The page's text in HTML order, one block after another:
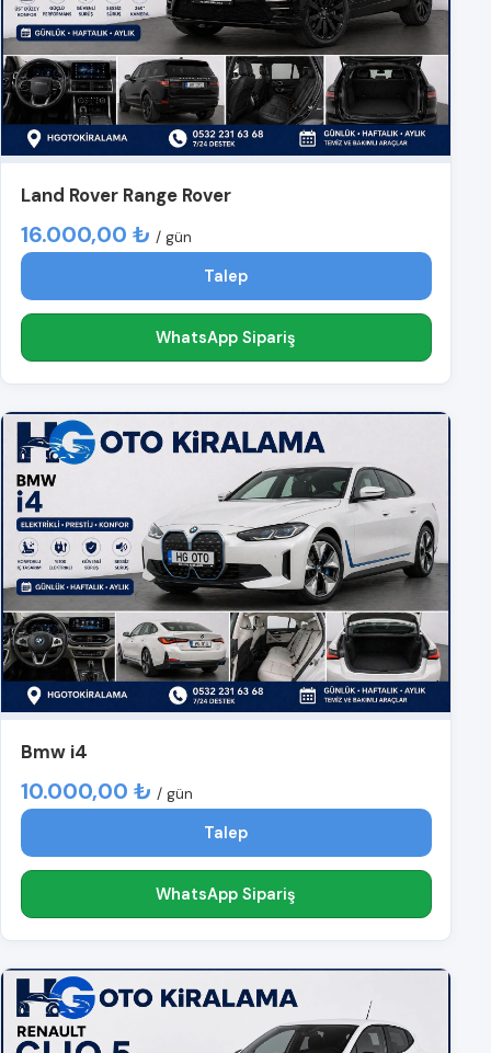
Land Rover Range Rover
16.000,00 ₺ / gün
Talep
WhatsApp Sipariş
Bmw i4
10.000,00 ₺ / gün
Talep
WhatsApp Sipariş